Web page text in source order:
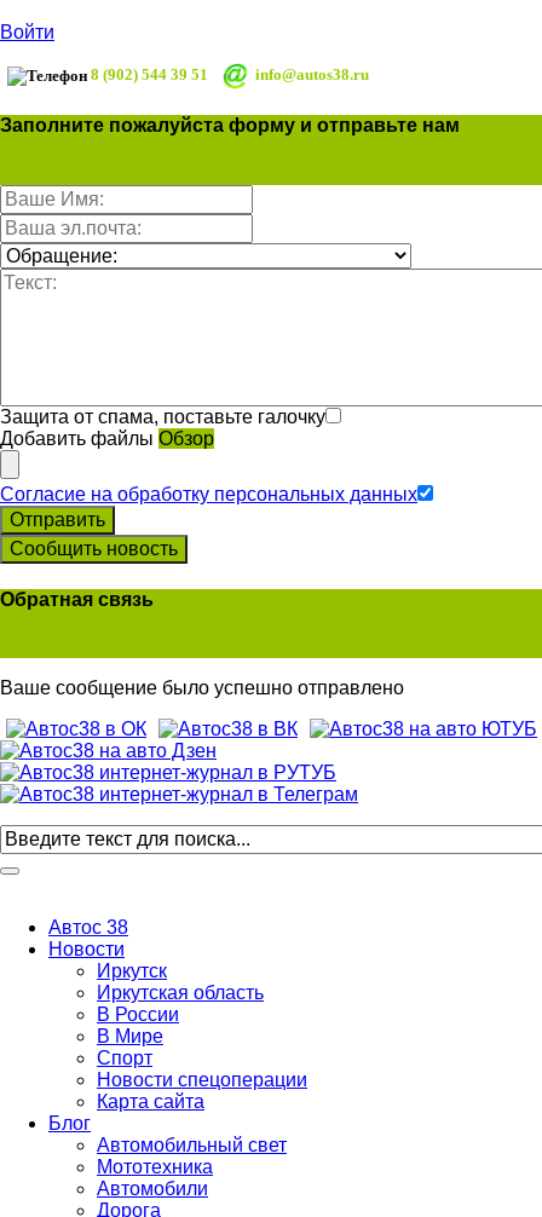
Войти
8 (902) 544 39 51 info@autos38.ru
Заполните пожалуйста форму и отправьте нам
Защита от спама, поставьте галочку
Добавить файлы Обзор
Согласие на обработку персональных данных
Отправить
Сообщить новость
Обратная связь
Ваше сообщение было успешно отправлено
Автос 38
Новости
Иркутск
Иркутская область
В России
В Мире
Спорт
Новости спецоперации
Карта сайта
Блог
Автомобильный свет
Мототехника
Автомобили
Дорога